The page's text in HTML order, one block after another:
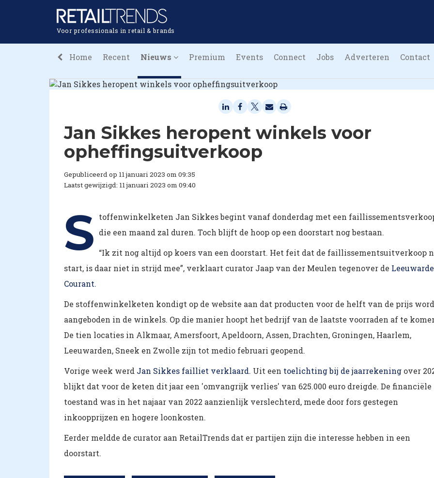
Voor professionals in retail & brands
Home Recent Nieuws Premium Events Connect Jobs Adverteren Contact
Jan Sikkes heropent winkels voor
opheffingsuitverkoop
Gepubliceerd op 11 januari 2023 om 09:35
Laatst gewijzigd: 11 januari 2023 om 09:40
S toffenwinkelketen Jan Sikkes begint vanaf donderdag met een
die een maand zal duren. Toch blijft de hoop op een doorstart nog bestaan.
“Ik zit nog altijd op koers van een doorstart. Het feit dat de faillissementsuitverkoop
start, is daar niet in strijd mee”, verklaart curator Jaap van der Meulen tegenover de
Courant.
De stoffenwinkelketen kondigt op de website aan dat producten voor de helft van de prijs
aangeboden in de winkels. Op die manier hoopt het bedrijf van de laatste voorraden af te
De tien locaties in Alkmaar, Amersfoort, Apeldoorn, Assen, Drachten, Groningen, Haarlem,
Leeuwarden, Sneek en Zwolle zijn tot medio februari geopend.
Vorige week werd Jan Sikkes failliet verklaard. Uit een toelichting bij de jaarrekening over
blijkt dat voor de keten dit jaar een 'omvangrijk verlies' van 625.000 euro dreigde. De financiële
toestand was in het najaar van 2022 aanzienlijk verslechterd, mede door fors gestegen
inkoopprijzen en hogere loonkosten.
Eerder meldde de curator aan RetailTrends dat er partijen zijn die interesse hebben in een
doorstart.